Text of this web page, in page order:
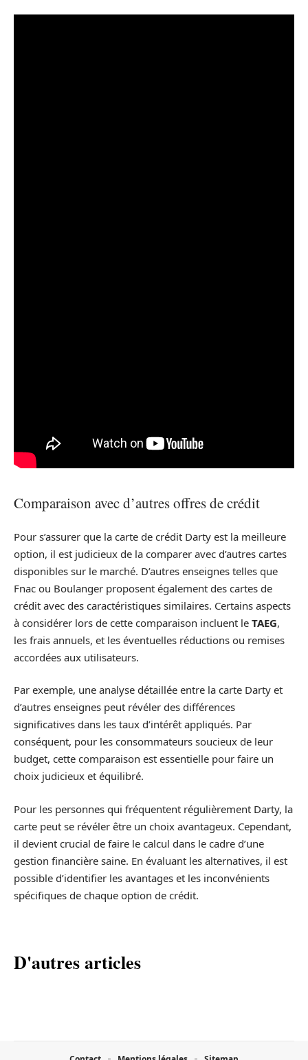
Comparaison avec d’autres offres de crédit
Pour s’assurer que la carte de crédit Darty est la meilleure
option, il est judicieux de la comparer avec d’autres cartes
disponibles sur le marché. D’autres enseignes telles que
Fnac ou Boulanger proposent également des cartes de
crédit avec des caractéristiques similaires. Certains aspects
à considérer lors de cette comparaison incluent le TAEG,
les frais annuels, et les éventuelles réductions ou remises
accordées aux utilisateurs.
Par exemple, une analyse détaillée entre la carte Darty et
d’autres enseignes peut révéler des différences
significatives dans les taux d’intérêt appliqués. Par
conséquent, pour les consommateurs soucieux de leur
budget, cette comparaison est essentielle pour faire un
choix judicieux et équilibré.
Pour les personnes qui fréquentent régulièrement Darty, la
carte peut se révéler être un choix avantageux. Cependant,
il devient crucial de faire le calcul dans le cadre d’une
gestion financière saine. En évaluant les alternatives, il est
possible d’identifier les avantages et les inconvénients
spécifiques de chaque option de crédit.
D'autres articles